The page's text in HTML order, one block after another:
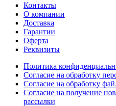
Контакты
О компании
Доставка
Гарантии
Оферта
Реквизиты
Политика
Согласие на обработку
Согласие на обработку
Согласие на получение
рассылки